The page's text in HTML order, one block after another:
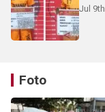
Jul 9th
Foto